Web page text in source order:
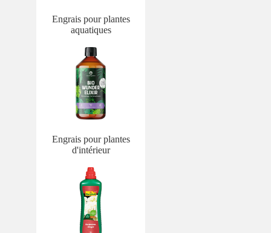
Engrais pour plantes
aquatiques
Engrais pour plantes
d'intérieur